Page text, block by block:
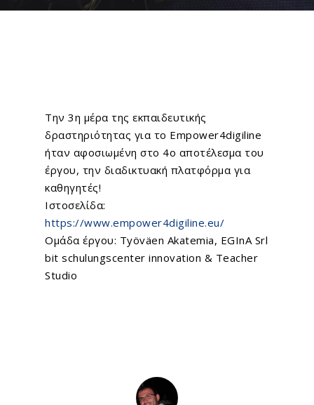
Την 3η μέρα της εκπαιδευτικής
δραστηριότητας για το Empower4digiline
ήταν αφοσιωμένη στο 4ο αποτέλεσμα του
έργου, την διαδικτυακή πλατφόρμα για
καθηγητές!
Ιστοσελίδα:
https://www.empower4digiline.eu/
Ομάδα έργου: Työväen Akatemia, EGInA Srl
bit schulungscenter innovation & Teacher
Studio